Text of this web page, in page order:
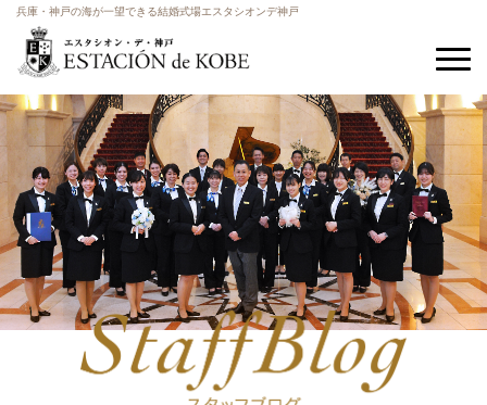
兵庫・神戸の海が一望できる結婚式場エスタシオンデ神戸